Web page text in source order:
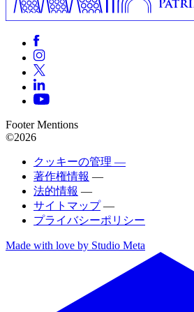
Footer Mentions
©2026
クッキーの管理 —
著作権情報 —
法的情報 —
サイトマップ —
プライバシーポリシー
Made with love by Studio Meta